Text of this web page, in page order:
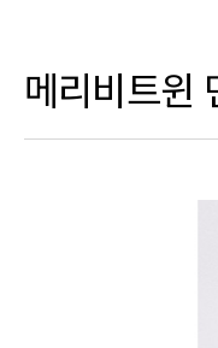
메리비트윈